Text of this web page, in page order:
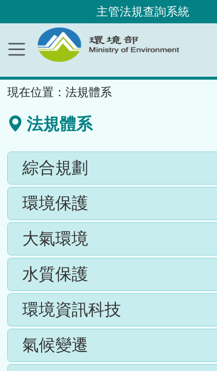
內
容
主管法規查詢系統
現在位置： 法規體系
法規體系
綜合規劃
環境保護
大氣環境
水質保護
環境資訊科技
氣候變遷